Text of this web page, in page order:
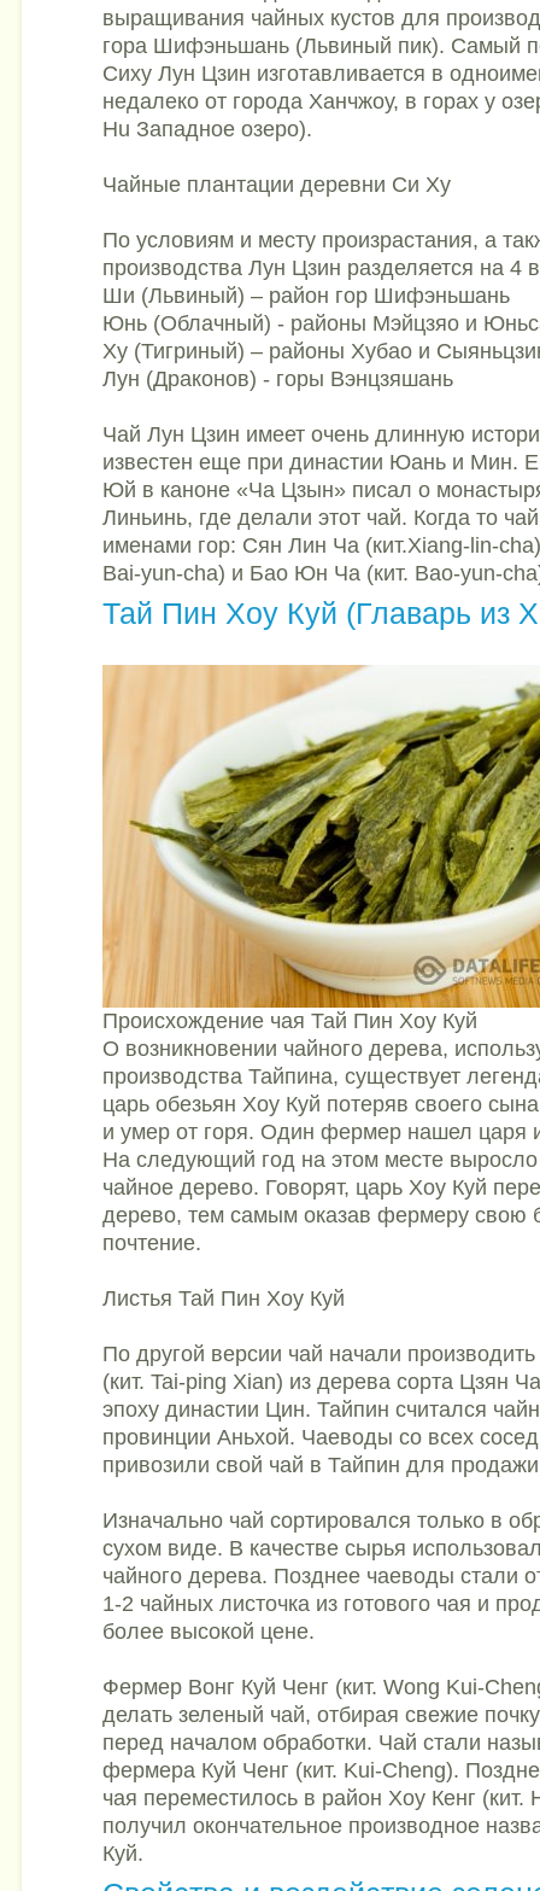
выращивания чайных кустов для
гора Шифэньшань (Львиный пик). Самый
Сиху Лун Цзин изготавливается в
недалеко от города Ханчжоу, в горах у
Hu Западное озеро).
Чайные плантации деревни Си Ху
По условиям и месту произрастания, а
производства Лун Цзин разделяется на 4
Ши (Львиный) – район гор Шифэньшань
Юнь (Облачный) - районы Мэйцзяо и
Ху (Тигриный) – районы Хубао и
Лун (Драконов) - горы Вэнцзяшань
Чай Лун Цзин имеет очень длинную
известен еще при династии Юань и Мин.
Юй в каноне «Ча Цзын» писал о
Линьинь, где делали этот чай. Когда то
именами гор: Сян Лин Ча (кит.Xiang-lin-
Bai-yun-cha) и Бао Юн Ча (кит. Bao-yun-
Тай Пин Хоу Куй (Главарь из
Происхождение чая Тай Пин Хоу Куй
О возникновении чайного дерева,
производства Тайпина, существует
царь обезьян Хоу Куй потеряв своего
и умер от горя. Один фермер нашел царя
На следующий год на этом месте выросло
чайное дерево. Говорят, царь Хоу Куй
дерево, тем самым оказав фермеру свою
почтение.
Листья Тай Пин Хоу Куй
По другой версии чай начали
(кит. Tai-ping Xian) из дерева сорта Цзян
эпоху династии Цин. Тайпин считался
провинции Аньхой. Чаеводы со всех
привозили свой чай в Тайпин для
Изначально чай сортировался только в
сухом виде. В качестве сырья
чайного дерева. Позднее чаеводы стали
1-2 чайных листочка из готового чая и
более высокой цене.
Фермер Вонг Куй Ченг (кит. Wong Kui-
делать зеленый чай, отбирая свежие
перед началом обработки. Чай стали
фермера Куй Ченг (кит. Kui-Cheng).
чая переместилось в район Хоу Кенг (кит.
получил окончательное производное
Куй.